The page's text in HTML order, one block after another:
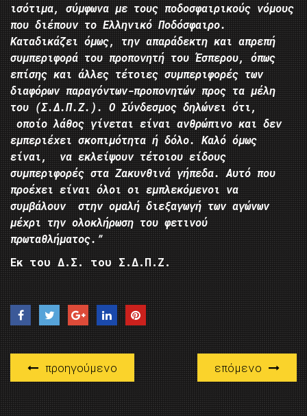
ισότιμα, σύμφωνα με τους ποδοσφαιρικούς νόμους
που διέπουν το Ελληνικό Ποδόσφαιρο.
Καταδικάζει όμως, την απαράδεκτη και απρεπή
συμπεριφορά του προπονητή του Έσπερου, όπως
επίσης και άλλες τέτοιες συμπεριφορές των
διαφόρων παραγόντων-προπονητών προς τα μέλη
του (Σ.Δ.Π.Ζ.). Ο Σύνδεσμος δηλώνει ότι,
οποίο λάθος γίνεται είναι ανθρώπινο και δεν
εμπεριέχει σκοπιμότητα ή δόλο. Καλό όμως
είναι, να εκλείψουν τέτοιου είδους
συμπεριφορές στα Ζακυνθινά γήπεδα. Αυτό που
προέχει είναι όλοι οι εμπλεκόμενοι να
συμβάλουν στην ομαλή διεξαγωγή των αγώνων
μέχρι την ολοκλήρωση του φετινού
πρωταθλήματος.”
Εκ του Δ.Σ. του Σ.Δ.Π.Ζ.
προηγούμενο επόμενο